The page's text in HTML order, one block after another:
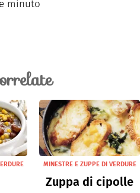
minuto
MINESTRE E ZUPPE DI VERDURE
Zuppa di cipolle